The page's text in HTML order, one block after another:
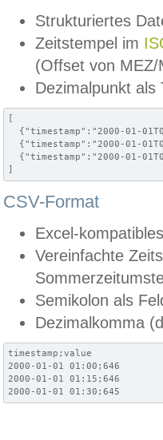
Strukturiertes
Zeitstempel im
(Offset von MEZ/
Dezimalpunkt als
[
{"timestamp":"2000-01-
{"timestamp":"2000-01-
{"timestamp":"2000-01-
]
CSV-Format
Excel-
Vereinfachte
Semikolon als
Dezimalkomma
timestamp;value
2000-01-01 01:00;646
2000-01-01 01:15;646
2000-01-01 01:30;645